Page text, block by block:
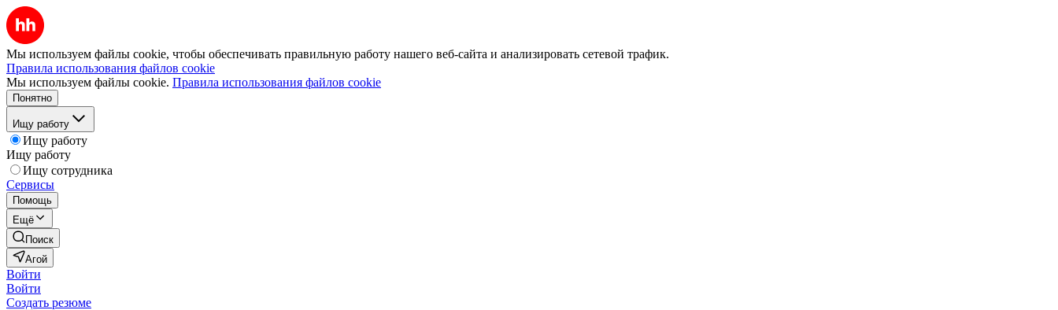
Мы используем файлы cookie, чтобы обеспечивать правильную работу нашего веб-сайта и анализировать сетевой трафик.
Правила использования файлов cookie
Мы используем файлы cookie. Правила использования файлов cookie
Понятно
Ищу работу
Ищу работу
Ищу работу
Ищу сотрудника
Сервисы
Помощь
Ещё
Поиск
Агой
Войти
Войти
Создать резюме